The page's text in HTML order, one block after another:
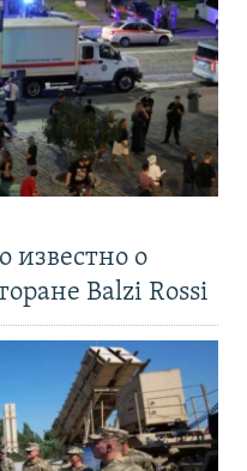
известно о
Balzi Rossi